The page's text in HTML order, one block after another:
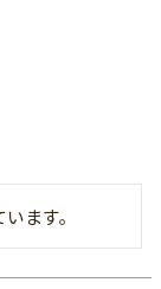
ます。